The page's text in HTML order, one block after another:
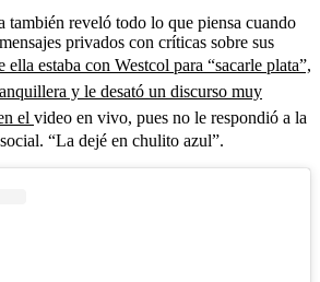
también reveló todo lo que piensa cuando
privados con críticas sobre sus
ella estaba con Westcol para “sacarle plata”,
y le desató un discurso muy
el video en vivo, pues no le respondió a la
“La dejé en chulito azul”.